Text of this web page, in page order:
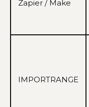
Zapier / Make
IMPORTRANGE